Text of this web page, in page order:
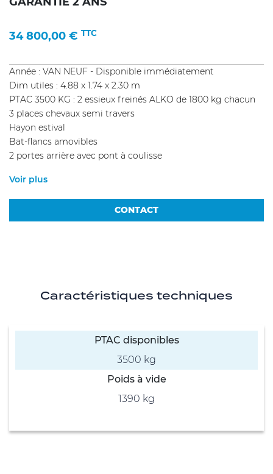
34 800,00 € TTC
Année : VAN NEUF - Disponible immédiatement
Dim utiles : 4.88 x 1.74 x 2.30 m
PTAC 3500 KG : 2 essieux freinés ALKO de 1800 kg chacun
3 places chevaux semi travers
Hayon estival
Bat-flancs amovibles
2 portes arrière avec pont à coulisse
Voir plus
CONTACT
Caractéristiques techniques
PTAC disponibles
3500 kg
Poids à vide
1390 kg